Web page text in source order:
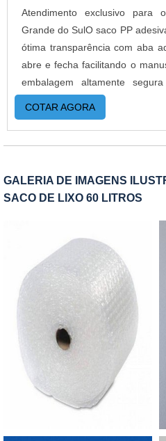
Atendimento exclusivo para
Grande do SulO saco PP
ótima transparência com aba
abre e fecha facilitando o
embalagem altamente
disso, é ideal para colocar
enfeites, imãs de geladeiras,
lingeries, biquínis e roupas no
segundo a necessidade de
disso, esta embalagem flexível
com dois incríveis tipos de
ou abre e fecha. Quando se
embalagem se torna
para se violar é
embalagem.É uma maneira
para enviar os produtos e
segurança ao cliente final.
garante aos clientes: Alta
integridade do
benefício.Dessa forma,
embalagem resistente, eficaz e
esteticamente é muito
de qualidade, a empresa pode
COTAR AGORA
GALERIA DE IMAGENS
SACO DE LIXO 60 LITROS